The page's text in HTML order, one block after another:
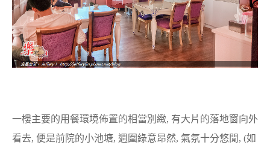
一樓主要的用餐環境佈置的相當別緻, 有大片的落地窗向外
看去, 便是前院的小池塘, 週圍綠意昂然, 氣氛十分悠閒, (如